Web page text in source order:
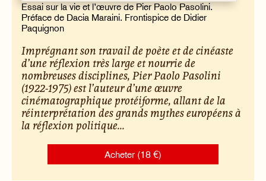
Essai sur la vie et l’œuvre de Pier Paolo Pasolini.
Préface de Dacia Maraini. Frontispice de Didier
Paquignon
Imprégnant son travail de poète et de cinéaste
d’une réflexion très large et nourrie de
nombreuses disciplines, Pier Paolo Pasolini
(1922-1975) est l’auteur d’une œuvre
cinématographique protéiforme, allant de la
réinterprétation des grands mythes européens à
la réflexion politique...
Acheter (18 €)